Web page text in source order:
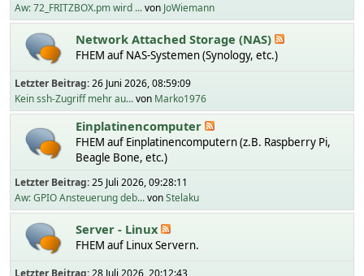
Aw: 72_FRITZBOX.pm wird ...von JoWiemann
Network Attached Storage (NAS)
FHEM auf NAS-Systemen (Synology, etc.)
Letzter Beitrag:26 Juni 2026, 08:59:09
Kein ssh-Zugriff mehr au...von Marko1976
Einplatinencomputer
FHEM auf Einplatinencomputern (z.B. Raspberry Pi,
Beagle Bone, etc.)
Letzter Beitrag:25 Juli 2026, 09:28:11
Aw: GPIO Ansteuerung deb...vonStelaku
Server - Linux
FHEM auf Linux Servern.
Letzter Beitrag:28 Juli 2026, 20:12:43